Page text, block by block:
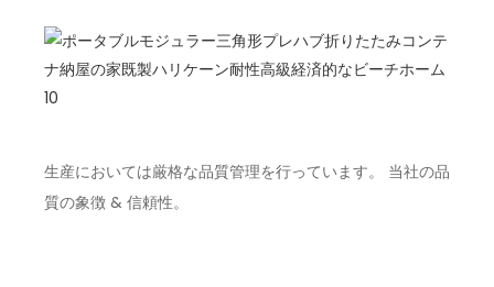
生産においては厳格な品質管理を行っています。 当社の品
質の象徴 & 信頼性。